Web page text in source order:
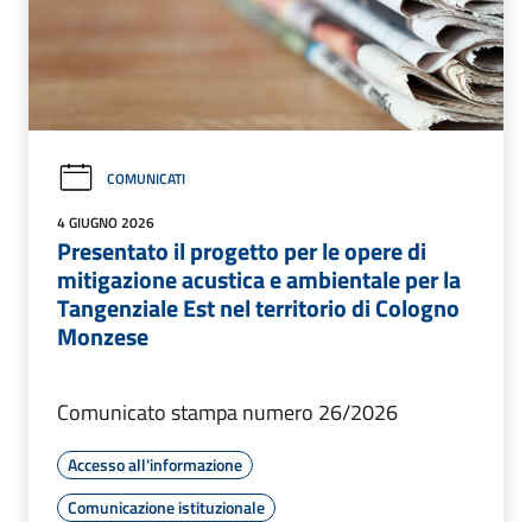
COMUNICATI
4 GIUGNO 2026
Presentato il progetto per le opere di
mitigazione acustica e ambientale per la
Tangenziale Est nel territorio di Cologno
Monzese
Comunicato stampa numero 26/2026
Accesso all'informazione
Comunicazione istituzionale